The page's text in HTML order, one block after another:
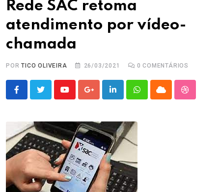
Rede SAC retoma
atendimento por vídeo-
chamada
PORTICO OLIVEIRA 26/03/2021 0 COMENTÁRIOS
YoutubeGoogle+LinkedInWhatsappCloud